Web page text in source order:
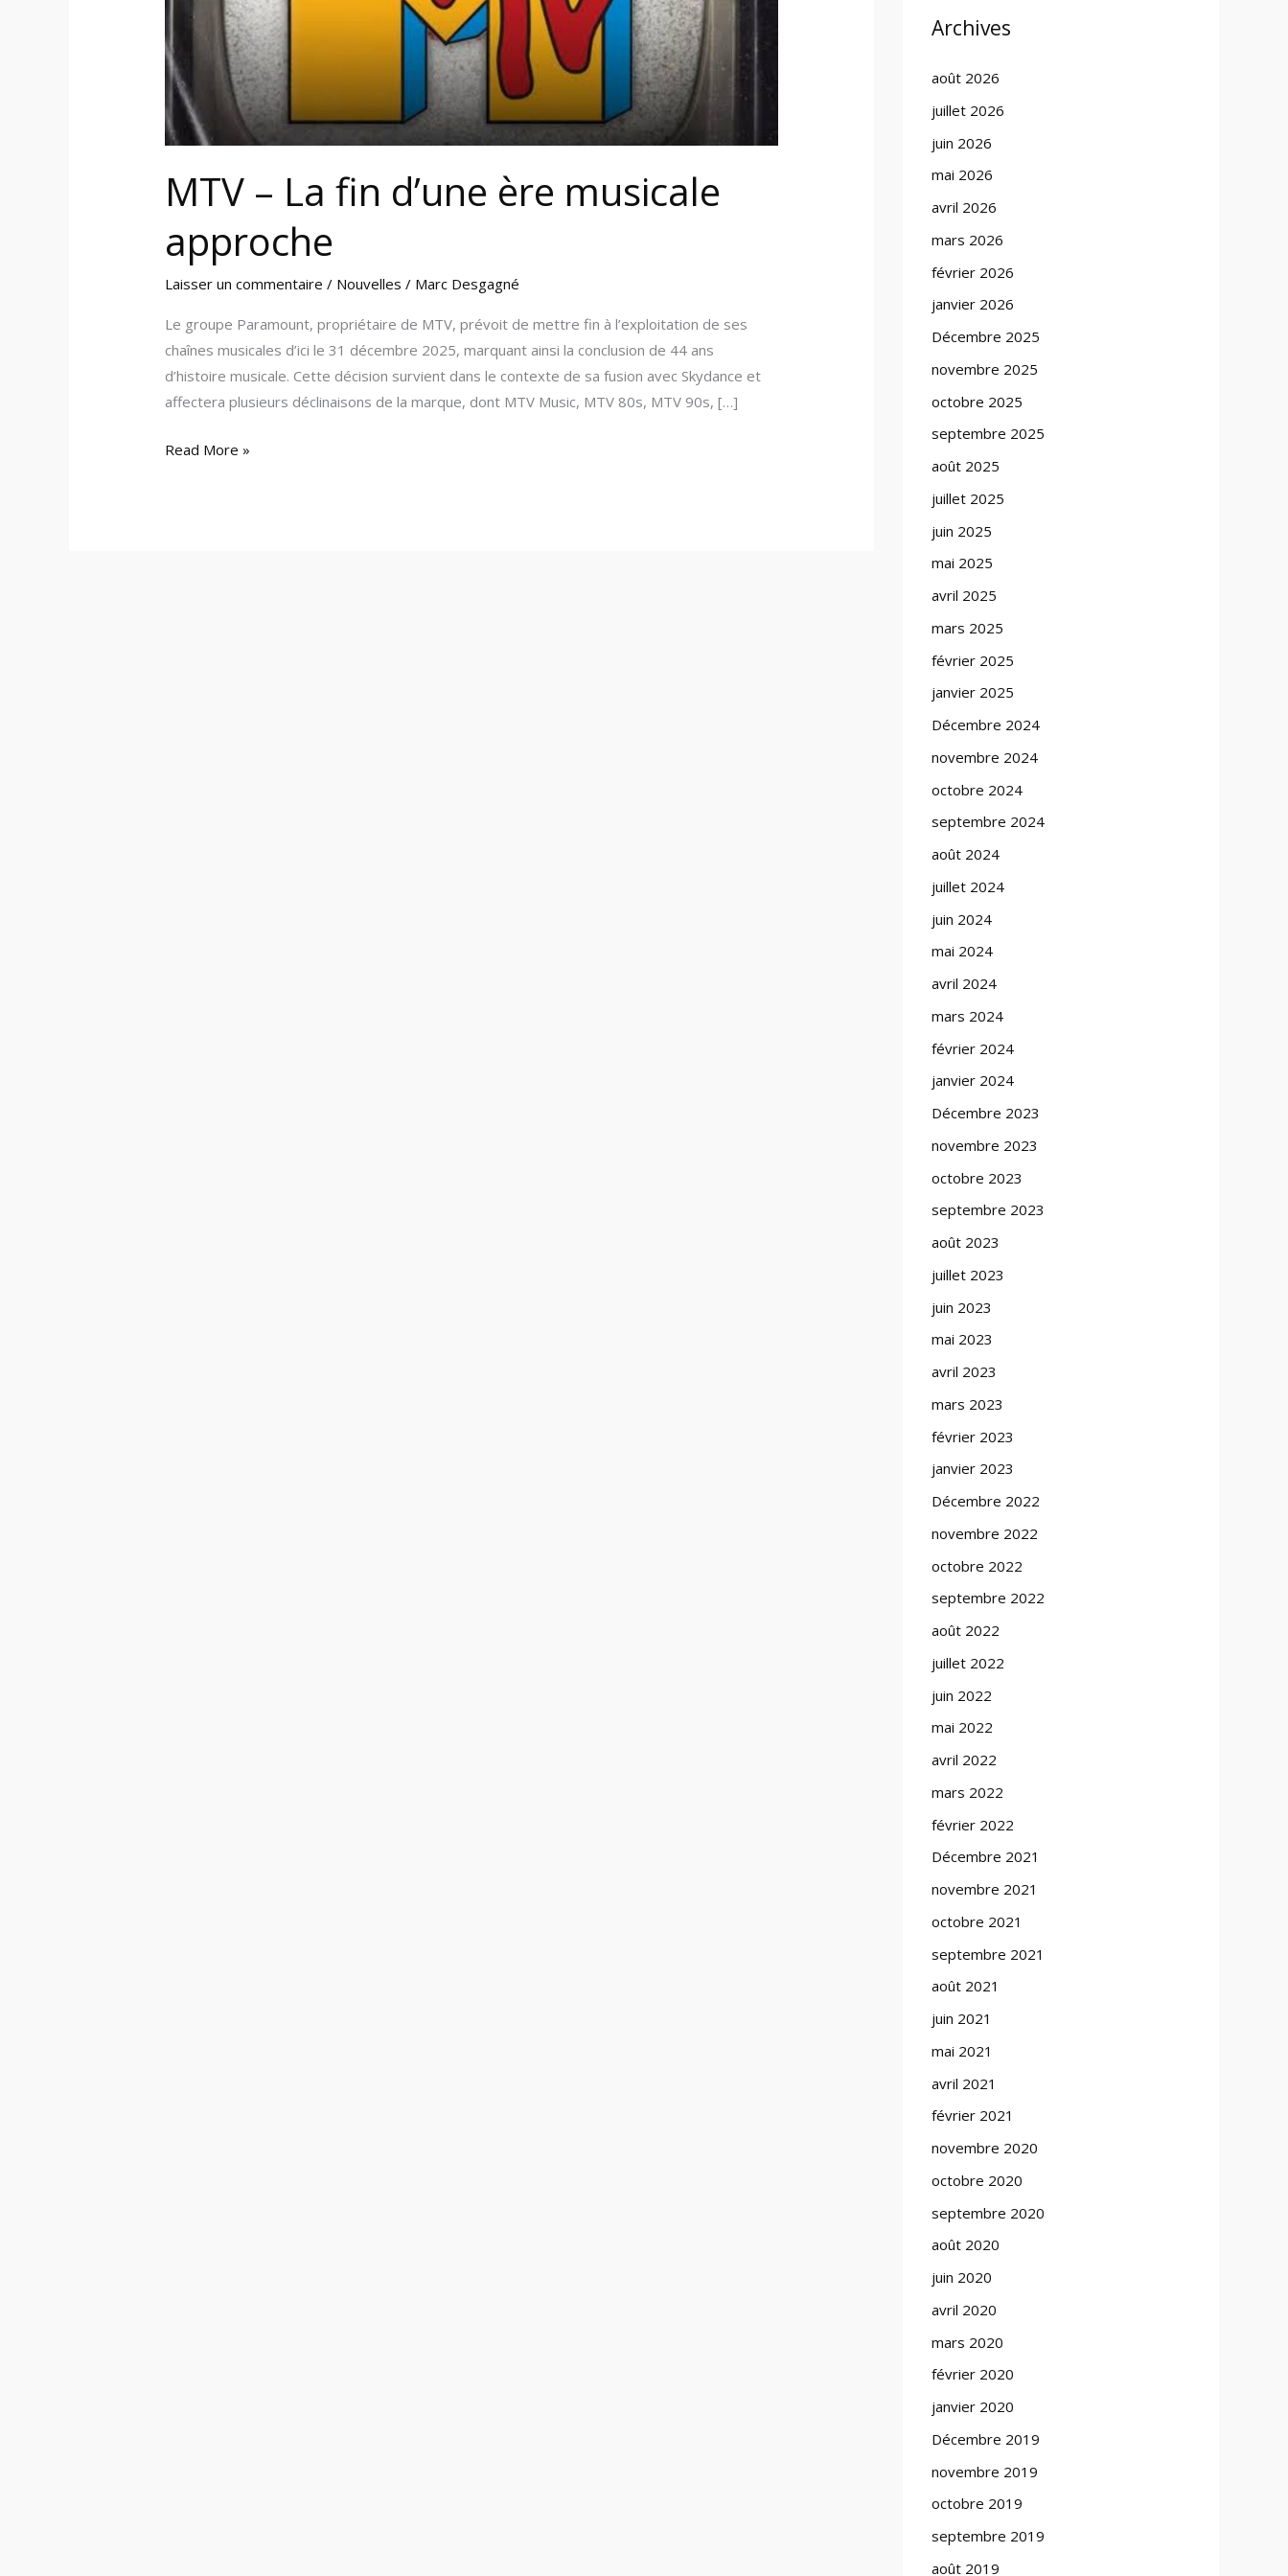
MTV – La fin d’une ère musicale
approche
Laisser un commentaire / Nouvelles / Marc Desgagné
Le groupe Paramount, propriétaire de MTV, prévoit de mettre fin à l’exploitation de ses
chaînes musicales d’ici le 31 décembre 2025, marquant ainsi la conclusion de 44 ans
d’histoire musicale. Cette décision survient dans le contexte de sa fusion avec Skydance et
affectera plusieurs déclinaisons de la marque, dont MTV Music, MTV 80s, MTV 90s, […]
Read More »
Archives
août 2026
juillet 2026
juin 2026
mai 2026
avril 2026
mars 2026
février 2026
janvier 2026
Décembre 2025
novembre 2025
octobre 2025
septembre 2025
août 2025
juillet 2025
juin 2025
mai 2025
avril 2025
mars 2025
février 2025
janvier 2025
Décembre 2024
novembre 2024
octobre 2024
septembre 2024
août 2024
juillet 2024
juin 2024
mai 2024
avril 2024
mars 2024
février 2024
janvier 2024
Décembre 2023
novembre 2023
octobre 2023
septembre 2023
août 2023
juillet 2023
juin 2023
mai 2023
avril 2023
mars 2023
février 2023
janvier 2023
Décembre 2022
novembre 2022
octobre 2022
septembre 2022
août 2022
juillet 2022
juin 2022
mai 2022
avril 2022
mars 2022
février 2022
Décembre 2021
novembre 2021
octobre 2021
septembre 2021
août 2021
juin 2021
mai 2021
avril 2021
février 2021
novembre 2020
octobre 2020
septembre 2020
août 2020
juin 2020
avril 2020
mars 2020
février 2020
janvier 2020
Décembre 2019
novembre 2019
octobre 2019
septembre 2019
août 2019